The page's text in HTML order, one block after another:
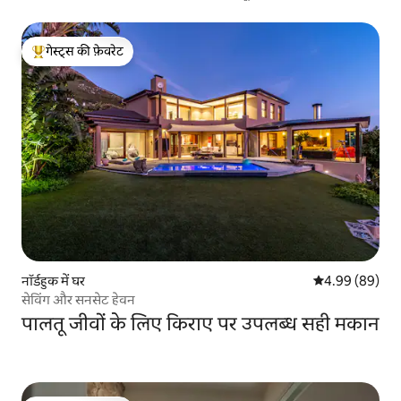
गेस्ट्स का टॉप फ़ेवरेट
गेस्ट्स की फ़ेवरेट
नॉर्डहुक में घर औसत रेटिंग 5 में
4.99 (89)
सेविंग और सनसेट हेवन
पालतू जीवों के लिए किराए पर उपलब्ध सही मकान